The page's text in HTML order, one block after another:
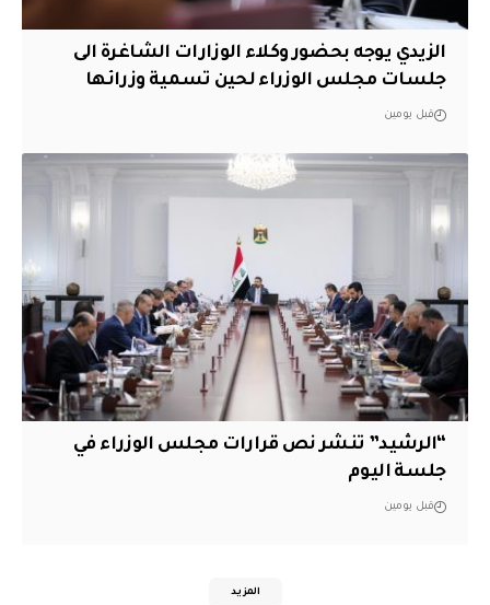
الزيدي يوجه بحضور وكلاء الوزارات الشاغرة الى
جلسات مجلس الوزراء لحين تسمية وزرائها
قبل يومين
“الرشيد” تنشر نص قرارات مجلس الوزراء في
جلسة اليوم
قبل يومين
المزيد